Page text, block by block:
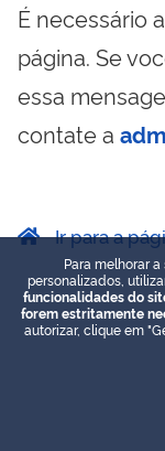
É necessário
página. Se
essa
contate a
Ir para a
Para melhorar
personalizados,
funcionalidades do
forem estritamente
autorizar, clique em